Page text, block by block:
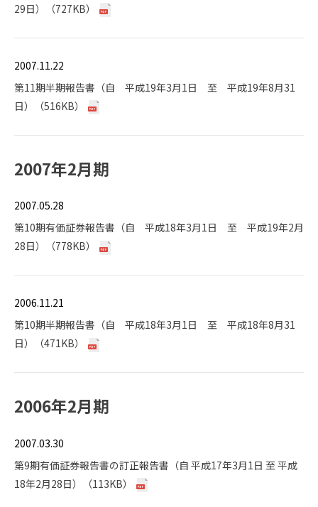
29日）（727KB）
2007.11.22
第11期半期報告書（自 平成19年3月1日 至 平成19年8月31
日）（516KB）
2007年2月期
2007.05.28
第10期有価証券報告書（自 平成18年3月1日 至 平成19年2月
28日）（778KB）
2006.11.21
第10期半期報告書（自 平成18年3月1日 至 平成18年8月31
日）（471KB）
2006年2月期
2007.03.30
第9期有価証券報告書の訂正報告書（自 平成17年3月1日 至 平成
18年2月28日）（113KB）